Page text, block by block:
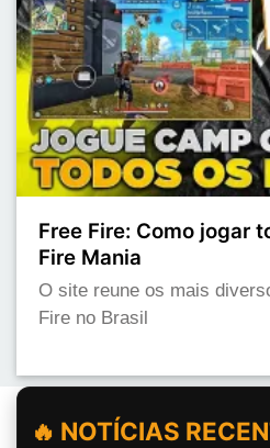
Free Fire: Como jogar
Fire Mania
O site reune os mais
Fire no Brasil
🔥 NOTÍCIAS